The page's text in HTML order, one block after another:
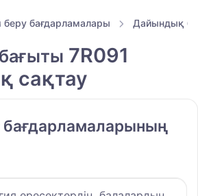
беру бағдарламалары Дайындық
7R091
сақтау
бағдарламаларының